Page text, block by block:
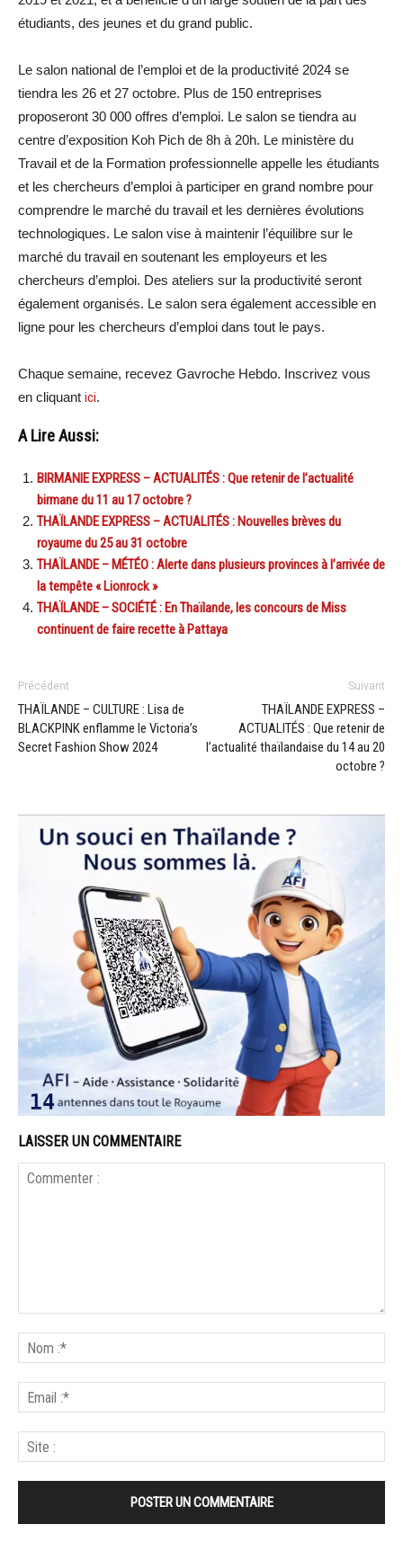
étudiants, des jeunes et du grand public.
Le salon national de l’emploi et de la productivité 2024 se
tiendra les 26 et 27 octobre. Plus de 150 entreprises
proposeront 30 000 offres d’emploi. Le salon se tiendra au
centre d’exposition Koh Pich de 8h à 20h. Le ministère du
Travail et de la Formation professionnelle appelle les étudiants
et les chercheurs d’emploi à participer en grand nombre pour
comprendre le marché du travail et les dernières évolutions
technologiques. Le salon vise à maintenir l’équilibre sur le
marché du travail en soutenant les employeurs et les
chercheurs d’emploi. Des ateliers sur la productivité seront
également organisés. Le salon sera également accessible en
ligne pour les chercheurs d’emploi dans tout le pays.
Chaque semaine, recevez Gavroche Hebdo. Inscrivez vous
en cliquant ici.
A Lire Aussi:
BIRMANIE EXPRESS – ACTUALITÉS : Que retenir de l’actualité
birmane du 11 au 17 octobre ?
THAÏLANDE EXPRESS – ACTUALITÉS : Nouvelles brèves du
royaume du 25 au 31 octobre
THAÏLANDE – MÉTÉO : Alerte dans plusieurs provinces à l’arrivée de
la tempête « Lionrock »
THAÏLANDE – SOCIÉTÉ : En Thaïlande, les concours de Miss
continuent de faire recette à Pattaya
Précédent
THAÏLANDE – CULTURE : Lisa de
BLACKPINK enflamme le Victoria’s
Secret Fashion Show 2024
Suivant
THAÏLANDE EXPRESS –
ACTUALITÉS : Que retenir de
l’actualité thaïlandaise du 14 au 20
octobre ?
LAISSER UN COMMENTAIRE